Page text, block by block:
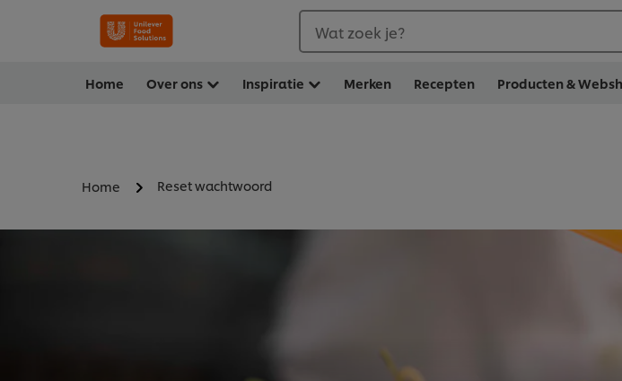
Wat zoek je?
Home Over ons Inspiratie Merken Recepten Producten &
Home Reset wachtwoord